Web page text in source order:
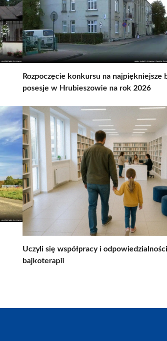
Rozpoczęcie konkursu na najpiękniejsze
posesje w Hrubieszowie na rok 2026
Uczyli się współpracy i
bajkoterapii